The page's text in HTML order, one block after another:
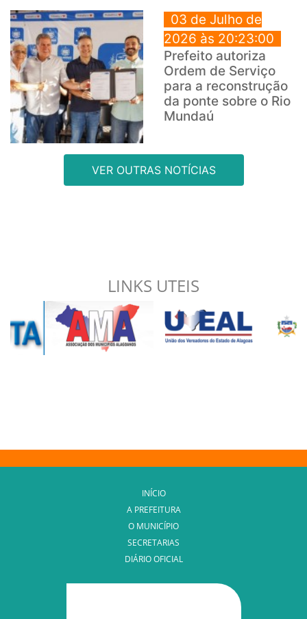
03 de Julho de
2026 às 20:23:00
Prefeito autoriza
Ordem de Serviço
para a reconstrução
da ponte sobre o Rio
Mundaú
VER OUTRAS NOTÍCIAS
LINKS UTEIS
INÍCIO
A PREFEITURA
O MUNICÍPIO
SECRETARIAS
DIÁRIO OFICIAL